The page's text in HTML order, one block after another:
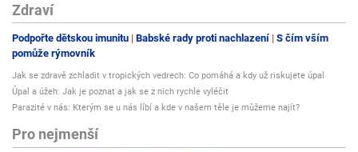
Zdraví
Podpořte dětskou imunitu Babské rady proti nachlazení S čím vším
pomůže rýmovník
Jak se zdravě zchladit v tropických vedrech: Co pomáhá a kdy už riskujete úpal
Úpal a úžeh: Jak je poznat a jak se z nich rychle vyléčit
Parazité v nás: Kterým se u nás líbí a kde v našem těle je můžeme najít?
Pro nejmenší